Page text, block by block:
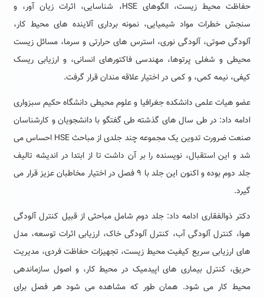
حفاظت محیط زیست، الگوهای HSE، شناسایی، اثرات زیان آور، و
سنجش خطرات مواد شیمیایی، نمونه برداری آلاینده های محیط کار،
آلودگی صوتی، آلودگی نوری، استرس های حرارتی و سرما، مسائل زیست
محیطی و شغلی پرتوها، مهندسی فاکتورهای انسانی، و ارزیابی ریسک
کیفی، نیمه کمی، و کمی در اختیار علاقه مندان قرار گرفت.
عضو هیات علمی دانشکده جغرافیا و علوم محیطی دانشگاه حکیم سبزواری
ادامه داد: در طی سال های گذشته طی گفتگو با دانشجویان و کارشناسان
صنعت ضرورت تدوین یک مجموعه چند جلدی از مباحث HSE احساس می
شد و این استقبال، نویسنده را بر آن داشت تا از ابتدا در اندیشه تالیف
جلد دوم بوده و اکنون این جلد با ۹ فصل در اختیار مخاطبان عزیز قرار می
گیرد.
دکتر ذوالفقاری ادامه داد: جلد دوم شامل مباحثی از قبیل کنترل آلودگی
هوا، کنترل آلودگی آب، کنترل آلودگی خاک، ارزیابی اثرات توسعه، مدل
های ارزیابی سریع کیفیت محیط زیست، تجهیزات حفاظت فردی، مدیریت
حریق، کنترل بیماری های اپیدمیک در محیط کار، و اصول سازماندهی
محیط کار می شود. همان طور که مشاهده می شود هر فصل برای